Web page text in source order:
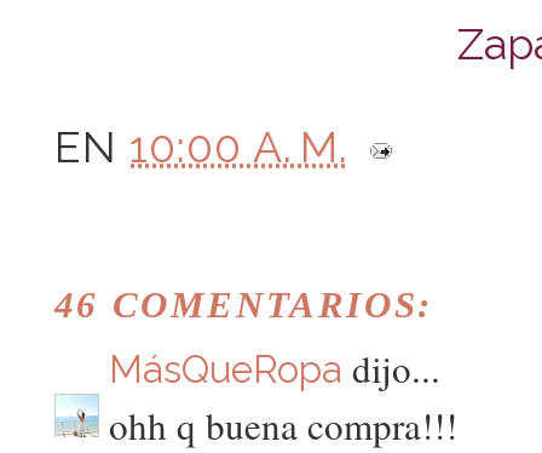
EN 10:00 A. M.
46 COMENTARIOS:
MásQueRopa dijo...
ohh q buena compra!!!